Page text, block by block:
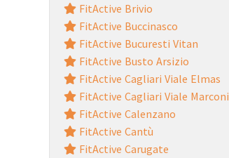
FitActive Brivio
FitActive Buccinasco
FitActive Bucuresti Vitan
FitActive Busto Arsizio
FitActive Cagliari Viale Elmas
FitActive Cagliari Viale Marconi
FitActive Calenzano
FitActive Cantù
FitActive Carugate